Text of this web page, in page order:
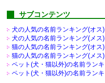
サブコンテンツ
犬の人気の名前ランキング(オス)
犬の人気の名前ランキング(メス)
猫の人気の名前ランキング(オス)
猫の人気の名前ランキング(メス)
ペット(犬・猫以外)の名前ラン
ペット(犬・猫以外)の名前ラン